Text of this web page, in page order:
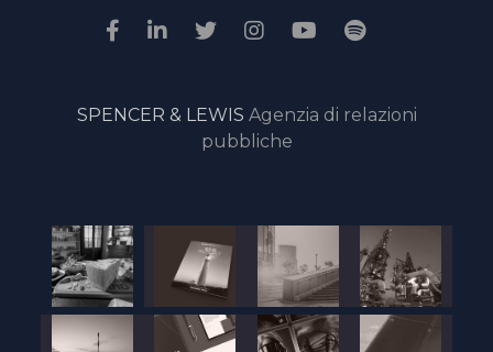
della
giuria
online
SPENCER & LEWIS Agenzia di relazioni
pubbliche